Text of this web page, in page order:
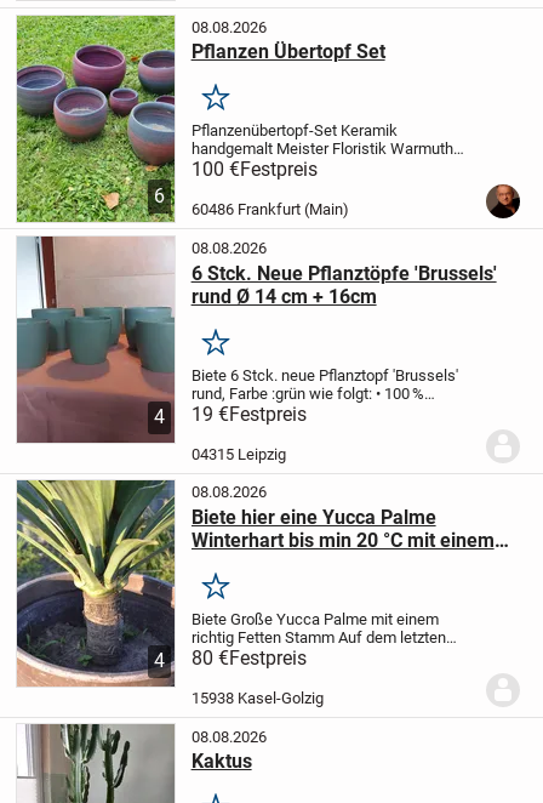
6
08.08.2026
Pflanzen Übertopf Set
Merken
Pflanzenübertopf-Set Keramik
handgemalt Meister Floristik Warmuth
Mühlheim, Design Mobach
1 Topf Innendiam 21 x H 20 cm
Topf Innendiam 19,5 x H 19,5 cm
Innendiam 16,5 x H...
100 €Festpreis
60486 Frankfurt (Main)
4
08.08.2026
6 Stck. Neue Pflanztöpfe 'Brussels'
rund Ø 14 cm + 16cm
Merken
Biete 6 Stck. neue Pflanztopf 'Brussels'
rund, Farbe :grün wie folgt:• 100 %
recycelt, mit Windenergie hergestellt,
vollständig recycelbar
Innentopf passt direkt in den
Blumentopf...
19 €Festpreis
04315 Leipzig
4
08.08.2026
Biete hier eine Yucca Palme
Winterhart bis min 20 °C mit einem
Merken
Biete Große Yucca Palme mit einem
richtig Fetten Stamm Auf dem letzten
Foto ist die Mutterpflanze zu sehen -
diese hat z.Z. 6 sechs Blüten !
bis -25 °CBitte sehen Sie sich meine
anderen...
80 €Festpreis
15938 Kasel-Golzig
08.08.2026
Kaktus